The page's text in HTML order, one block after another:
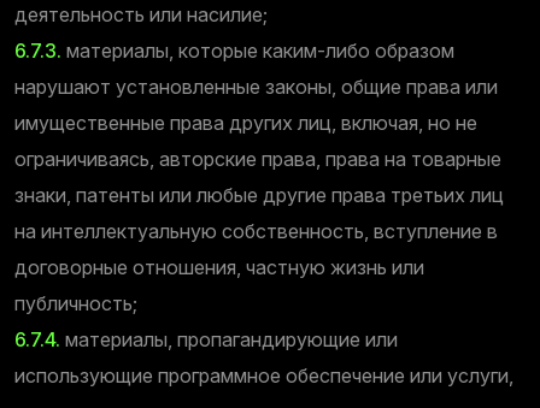
деятельность или насилие;
6.7.3. материалы, которые каким-либо образом
нарушают установленные законы, общие права или
имущественные права других лиц, включая, но не
ограничиваясь, авторские права, права на товарные
знаки, патенты или любые другие права третьих лиц
на интеллектуальную собственность, вступление в
договорные отношения, частную жизнь или
публичность;
6.7.4. материалы, пропагандирующие или
использующие программное обеспечение или услуги,